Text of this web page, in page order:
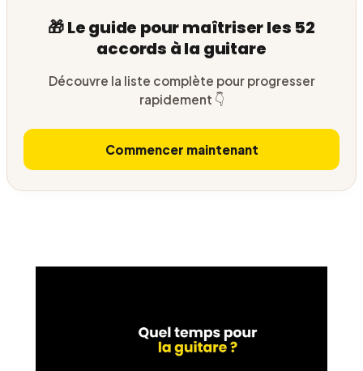
🎁 Le guide pour maîtriser les 52
accords à la guitare
Découvre la liste complète pour progresser
rapidement 👇
Commencer maintenant